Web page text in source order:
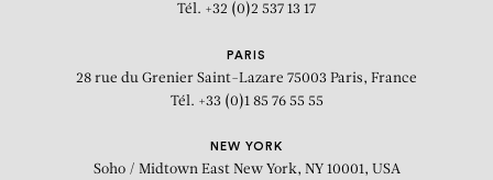
Tél. +32 (0)2 537 13 17
PARIS
28 rue du Grenier Saint-Lazare 75003 Paris, France
Tél. +33 (0)1 85 76 55 55
NEW YORK
Soho / Midtown East New York, NY 10001, USA